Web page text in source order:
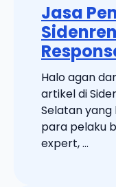
Jasa
Halo agan
artikel di
Selatan
para pelaku
expert, ...